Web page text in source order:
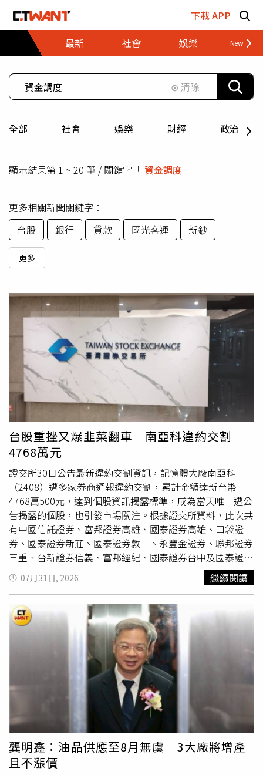
下載 APP
最新
社會 娛樂 財經
⊗ 清除
全部 社會 娛樂 財經 政治
顯示結果第 1 ~ 20 筆 / 關鍵字「 資金調度 」
更多相關新聞關鍵字：
台股
銀行 貸款 國光客運 新鈔
更多
台股重挫又爆韭菜翻車 南亞科違約交割
4768萬元
證交所30日公告最新違約交割資訊，記憶體大廠南亞科
（2408）遭多家券商通報違約交割，累計金額達新台幣
4768萬500元，達到個股資訊揭露標準，成為當天唯一遭公
告揭露的個股，也引發市場關注。根據證交所資料，此次共
有中國信託證券、富邦證券高雄、國泰證券高雄、口袋證
券、國泰證券新莊、國泰證券敦二、永豐金證券、聯邦證券
三重、台新證券信義、富邦經紀、國泰證券台中及國泰證券
敦南等券商分點通報違約交割，違約交割總金額為4768萬
500元。證交所統計指出，30日全市場違約交割申報總額為
1.93億元，經買賣相抵後淨額約6315.83萬元，其中南亞科
單一個股違約交割金額就占約4768萬元，占整體比重接近
四分之三，顯示違約案件高度集中於單一標的。市場人士分
析，雖然相較於台股每日動輒逾兆元的成交值，單一個股違
約交割金額並不算高，但在市場急跌期間，違約交割案件增
加，往往反映部分投資人面臨資金調度 壓力，也可作為觀察
市場籌碼結構及投資人信心的參考指標。近期AI概念股及記
憶體族群股價波動明顯，違約交割風險也相對提高。南亞科
近期股價持續震盪，繼先前跌停後，30日盤中賣壓仍持續湧
現，終場下跌25.5元或7.21%、328元作收，4個交易日已下
跌18%。此外，台股近三個交易日累計下跌超過3500點，
融資餘額同步減少約700億元，不少融資戶面臨追繳壓力，
甚至選擇停損出場，部分投資人因未能如期補足交割款項，
07月31日, 2026 繼續閱讀
龔明鑫：油品供應至8月無虞 3大廠將增產
且不漲價